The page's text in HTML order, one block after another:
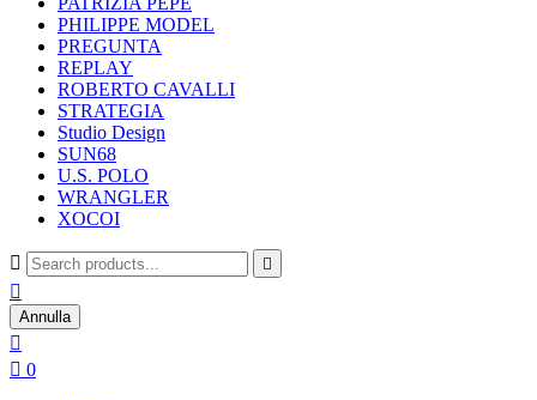
PHILIPPE MODEL
PREGUNTA
REPLAY
ROBERTO CAVALLI
STRATEGIA
Studio Design
SUN68
U.S. POLO
WRANGLER
XOCOI
 

Annulla

 0